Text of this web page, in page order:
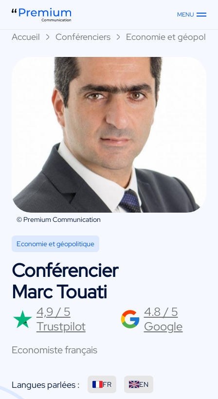
MENU
Accueil Conférenciers Economie et
© Premium Communication
Economie et géopolitique
Conférencier
Marc Touati
4,9 / 5
Trustpilot
4.8 / 5
Google
Economiste français
Langues parlées : FR EN